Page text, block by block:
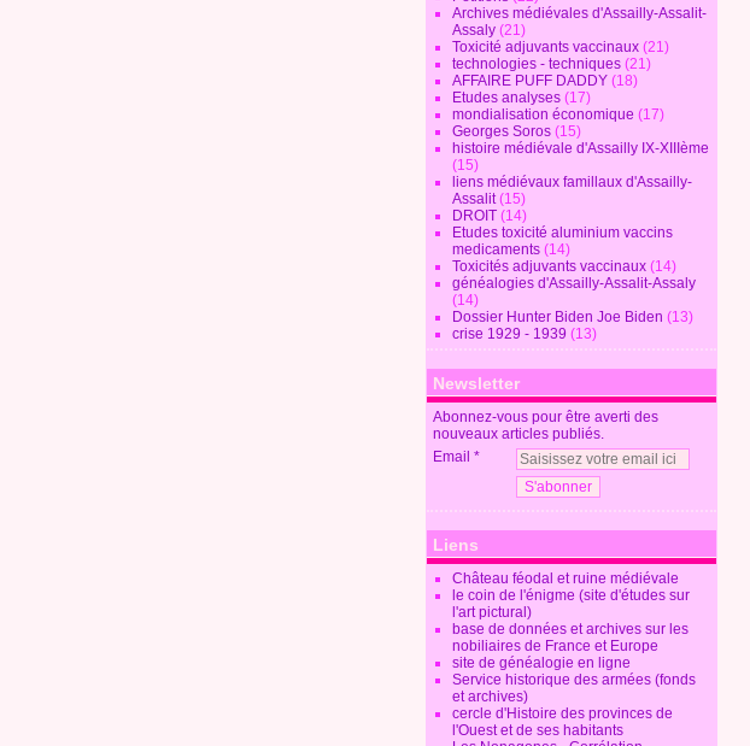
Archives médiévales d'Assailly-Assalit-
Assaly (21)
Toxicité adjuvants vaccinaux (21)
technologies - techniques (21)
AFFAIRE PUFF DADDY (18)
Etudes analyses (17)
mondialisation économique (17)
Georges Soros (15)
histoire médiévale d'Assailly IX-XIIIème
(15)
liens médiévaux famillaux d'Assailly-
Assalit(15)
DROIT (14)
Etudes toxicité aluminium vaccins
medicaments (14)
Toxicités adjuvants vaccinaux (14)
généalogies d'Assailly-Assalit-Assaly
(14)
Dossier Hunter Biden Joe Biden (13)
crise 1929 - 1939 (13)
Newsletter
Abonnez-vous pour être averti des
nouveaux articles publiés.
Email
Liens
Château féodal et ruine médiévale
le coin de l'énigme (site d'études sur
l'art pictural)
base de données et archives sur les
nobiliaires de France et Europe
site de généalogie en ligne
Service historique des armées (fonds
et archives)
cercle d'Histoire des provinces de
l'Ouest et de ses habitants